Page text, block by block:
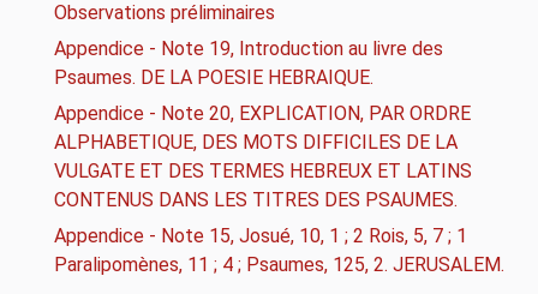
Observations préliminaires
Appendice - Note 19, Introduction au livre des
Psaumes. DE LA POESIE HEBRAIQUE.
Appendice - Note 20, EXPLICATION, PAR ORDRE
ALPHABETIQUE, DES MOTS DIFFICILES DE LA
VULGATE ET DES TERMES HEBREUX ET LATINS
CONTENUS DANS LES TITRES DES PSAUMES.
Appendice - Note 15, Josué, 10, 1 ; 2 Rois, 5, 7 ; 1
Paralipomènes, 11 ; 4 ; Psaumes, 125, 2. JERUSALEM.